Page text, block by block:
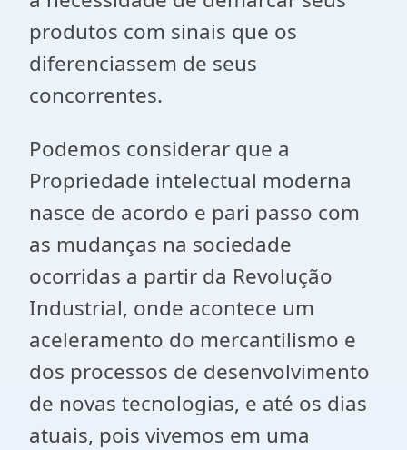
produtos com sinais que os
diferenciassem de seus
concorrentes.
Podemos considerar que a
Propriedade intelectual moderna
nasce de acordo e pari passo com
as mudanças na sociedade
ocorridas a partir da Revolução
Industrial, onde acontece um
aceleramento do mercantilismo e
dos processos de desenvolvimento
de novas tecnologias, e até os dias
atuais, pois vivemos em uma